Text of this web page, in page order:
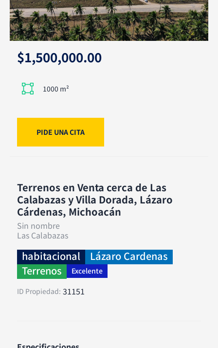
$1,500,000.00
1000 m²
PIDE UNA CITA
Terrenos en Venta cerca de Las
Calabazas y Villa Dorada, Lázaro
Cárdenas, Michoacán
Sin nombre
Las Calabazas
habitacional
Lázaro Cardenas
Terrenos
Excelente
ID Propiedad: 31151